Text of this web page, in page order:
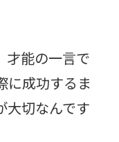
才能の一言で
に成功するま
大切なんです